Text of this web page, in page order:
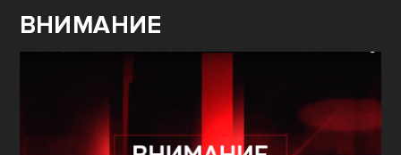
ВНИМАНИЕ